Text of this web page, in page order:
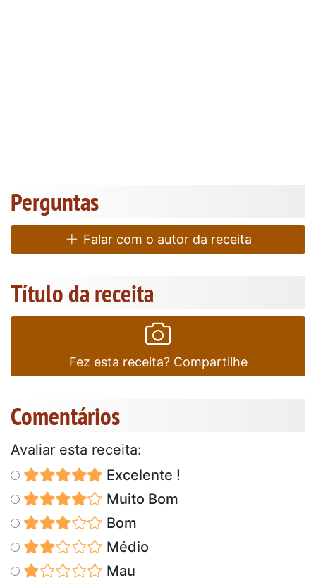
Perguntas
Falar com o autor da receita
Título da receita
Fez esta receita? Compartilhe
Comentários
Avaliar esta receita:
Excelente !
Muito Bom
Bom
Médio
Mau